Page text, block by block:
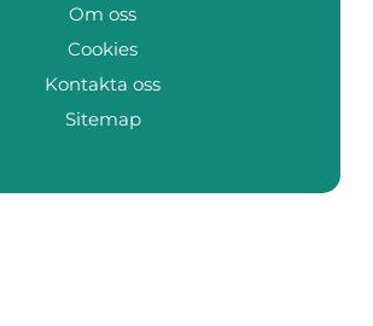
Om oss
Cookies
Kontakta oss
Sitemap